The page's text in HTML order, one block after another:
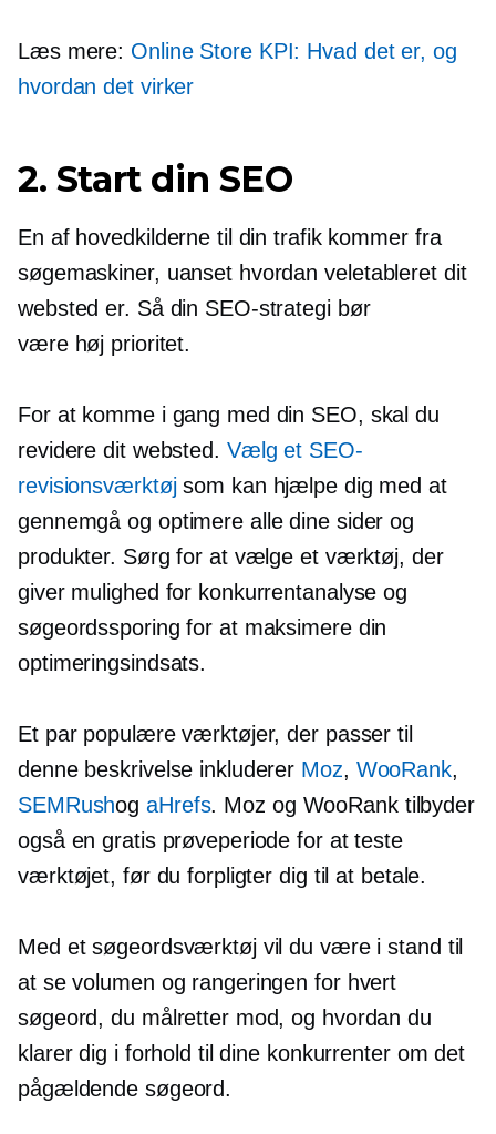
Læs mere: Online Store KPI: Hvad det er, og
hvordan det virker
2. Start din SEO
En af hovedkilderne til din trafik kommer fra
søgemaskiner, uanset hvordanveletableretdit
websted er. Så din SEO-strategi bør
være høj prioritet.
For at komme i gang med din SEO, skal du
revidere dit websted. Vælg et SEO-
revisionsværktøjsom kan hjælpe dig med at
gennemgå og optimere alle dine sider og
produkter. Sørg for at vælge et værktøj, der
giver mulighed for konkurrentanalyse og
søgeordssporing for at maksimere din
optimeringsindsats.
Et par populære værktøjer, der passer til
denne beskrivelse inkluderer Moz, WooRank,
SEMRushogaHrefs. Moz og WooRank tilbyder
også en gratis prøveperiode for at teste
værktøjet, før du forpligter dig til at betale.
Med et søgeordsværktøj vil du være i stand til
at se volumen og rangeringen for hvert
søgeord, du målretter mod, og hvordan du
klarer dig i forhold til dine konkurrenter om det
pågældende søgeord.